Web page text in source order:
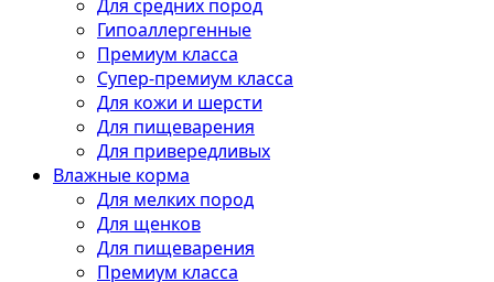
Для средних пород
Гипоаллергенные
Премиум класса
Супер-премиум класса
Для кожи и шерсти
Для пищеварения
Для привередливых
Влажные корма
Для мелких пород
Для щенков
Для пищеварения
Премиум класса